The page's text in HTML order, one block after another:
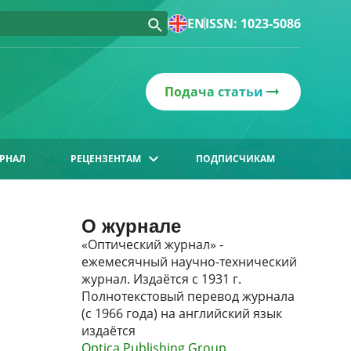
ENISSN: 1023-5086
Подача статьи
РЕЦЕНЗЕНТАМ ПОДПИСЧИКАМ
О журнале
«Оптический журнал» -
ежемесячный научно-технический
журнал. Издаётся с 1931 г.
Полнотекстовый перевод журнала
(с 1966 года) на английский язык
издаётся